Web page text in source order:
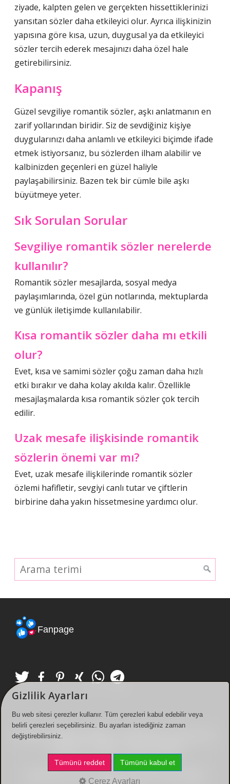
ziyade, kalpten gelen ve gerçekten hissettiklerinizi
yansıtan sözler daha etkileyici olur. Ayrıca ilişkinizin
yapısına göre kısa, uzun, duygusal ya da etkileyici
sözler tercih ederek mesajınızı daha özel hale
getirebilirsiniz.
Kapanış
Güzel sevgiliye romantik sözler, aşkı anlatmanın en
zarif yollarından biridir. Siz de sevdiğiniz kişiye
duygularınızı daha anlamlı ve etkileyici biçimde ifade
etmek istiyorsanız, bu sözlerden ilham alabilir ve
kalbinizden geçenleri en güzel haliyle
paylaşabilirsiniz. Bazen tek bir cümle bile aşkı
büyütmeye yeter.
Sık Sorulan Sorular
Sevgiliye romantik sözler nerelerde
kullanılır?
Romantik sözler mesajlarda, sosyal medya
paylaşımlarında, özel gün notlarında, mektuplarda
ve günlük iletişimde kullanılabilir.
Kısa romantik sözler daha mı etkili
olur?
Evet, kısa ve samimi sözler çoğu zaman daha hızlı
etki bırakır ve daha kolay akılda kalır. Özellikle
mesajlaşmalarda kısa romantik sözler çok tercih
edilir.
Uzak mesafe ilişkisinde romantik
sözlerin önemi var mı?
Evet, uzak mesafe ilişkilerinde romantik sözler
özlemi hafifletir, sevgiyi canlı tutar ve çiftlerin
birbirine daha yakın hissetmesine yardımcı olur.
Fanpage
Künye/Gizlilik Politikası
Kaderimsin.com
Gizlilik Ayarları
Bu web sitesi çerezler kullanır. Tüm çerezleri kabul edebilir veya
belirli çerezleri seçebilirsiniz. Bu ayarları istediğiniz zaman
değiştirebilirsiniz.
Tümünü reddet Tümünü kabul et
Çerez Ayarları